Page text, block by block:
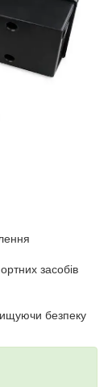
засобів
безпеку